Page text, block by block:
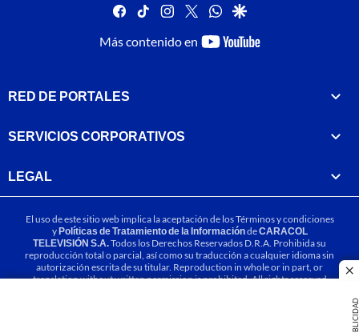
PUBLICIDAD
facebook
tiktok instagram
twitterwhatsapp
google
Más contenido en
youtube-
RED DE PORTALES
SERVICIOS CORPORATIVOS
LEGAL
El uso de este sitio web implica la aceptación de losTérminos y condiciones
yPolíticas de Tratamiento de la InformacióndeCARACOL
TELEVISIÓN S.A.Todos los Derechos Reservados D.R.A. Prohibida su
reproducción total o parcial, así como su traducción a cualquier idioma sin
autorización escrita de su titular. Reproduction in whole or in part, or
translation without written permission is prohibited. All rights reserved